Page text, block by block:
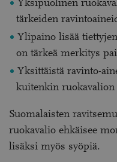
Yksipuolinen
tärkeiden
Ylipaino lisää
on tärkeä merkitys
Yksittäistä ravinto-
kuitenkin ruokavalion
Suomalaisten
ruokavalio ehkäisee
lisäksi myös syöpiä.